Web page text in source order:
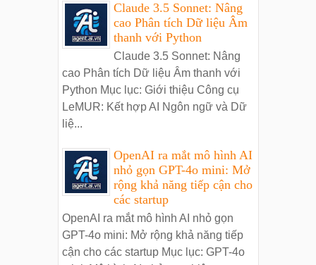
Claude 3.5 Sonnet: Nâng
cao Phân tích Dữ liệu Âm
thanh với Python
Claude 3.5 Sonnet: Nâng
cao Phân tích Dữ liệu Âm thanh với
Python Mục lục: Giới thiệu Công cụ
LeMUR: Kết hợp AI Ngôn ngữ và Dữ
liệ...
OpenAI ra mắt mô hình AI
nhỏ gọn GPT-4o mini: Mở
rộng khả năng tiếp cận cho
các startup
OpenAI ra mắt mô hình AI nhỏ gọn
GPT-4o mini: Mở rộng khả năng tiếp
cận cho các startup Mục lục: GPT-4o